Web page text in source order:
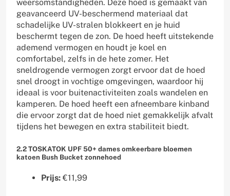
weersomstandigheden. Deze hoed is gemaakt van
geavanceerd UV-beschermend materiaal dat
schadelijke UV-stralen blokkeert en je huid
beschermt tegen de zon. De hoed heeft uitstekende
ademend vermogen en houdt je koel en
comfortabel, zelfs in de hete zomer. Het
sneldrogende vermogen zorgt ervoor dat de hoed
snel droogt in vochtige omgevingen, waardoor hij
ideaal is voor buitenactiviteiten zoals wandelen en
kamperen. De hoed heeft een afneembare kinband
die ervoor zorgt dat de hoed niet gemakkelijk afvalt
tijdens het bewegen en extra stabiliteit biedt.
2.2 TOSKATOK UPF 50+ dames omkeerbare bloemen
katoen Bush Bucket zonnehoed
Prijs:€11,99